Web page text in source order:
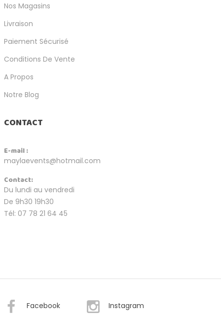
Nos Magasins
Livraison
Paiement Sécurisé
Conditions De Vente
A Propos
Notre Blog
CONTACT
E-mail :
maylaevents@hotmail.com
Contact:
Du lundi au vendredi
De 9h30 19h30
Tél: 07 78 21 64 45
Facebook Instagram